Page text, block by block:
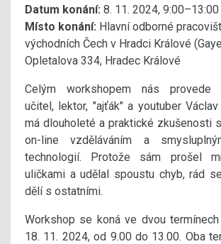
Datum konání: 8. 11. 2024, 9:00–13:00
Místo konání: Hlavní odborné
východních Čech v Hradci Králové
Opletalova 334, Hradec Králové
Celým workshopem nás provede
učitel, lektor, "ajťák" a youtuber
má dlouholeté a praktické zkušenosti
on-line vzděláváním a
technologií. Protože sám prošel
uličkami a udělal spoustu chyb, rád
dělí s ostatními.
Workshop se koná ve dvou
18. 11. 2024, od 9.00 do 13.00. Oba